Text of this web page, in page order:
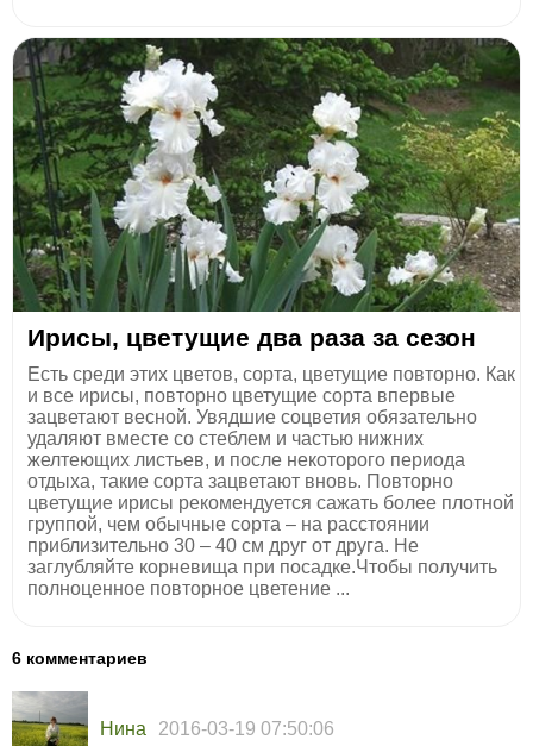
Ирисы, цветущие два раза за сезон
Есть среди этих цветов, сорта, цветущие повторно. Как
и все ирисы, повторно цветущие сорта впервые
зацветают весной. Увядшие соцветия обязательно
удаляют вместе со стеблем и частью нижних
желтеющих листьев, и после некоторого периода
отдыха, такие сорта зацветают вновь. Повторно
цветущие ирисы рекомендуется сажать более плотной
группой, чем обычные сорта – на расстоянии
приблизительно 30 – 40 см друг от друга. Не
заглубляйте корневища при посадке.Чтобы получить
полноценное повторное цветение ...
6 комментариев
Нина 2016-03-19 07:50:06